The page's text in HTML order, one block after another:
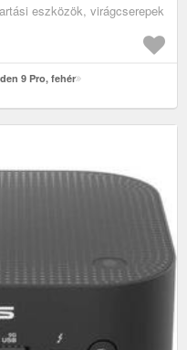
eszközök, virágcserepek
9 Pro, fehér